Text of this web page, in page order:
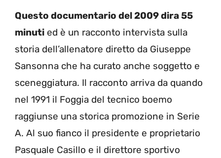
Questo documentario del 2009 dira 55
minuti ed è un racconto intervista sulla
storia dell’allenatore diretto da Giuseppe
Sansonna che ha curato anche soggetto e
sceneggiatura. Il racconto arriva da quando
nel 1991 il Foggia del tecnico boemo
raggiunse una storica promozione in Serie
A. Al suo fianco il presidente e proprietario
Pasquale Casillo e il direttore sportivo